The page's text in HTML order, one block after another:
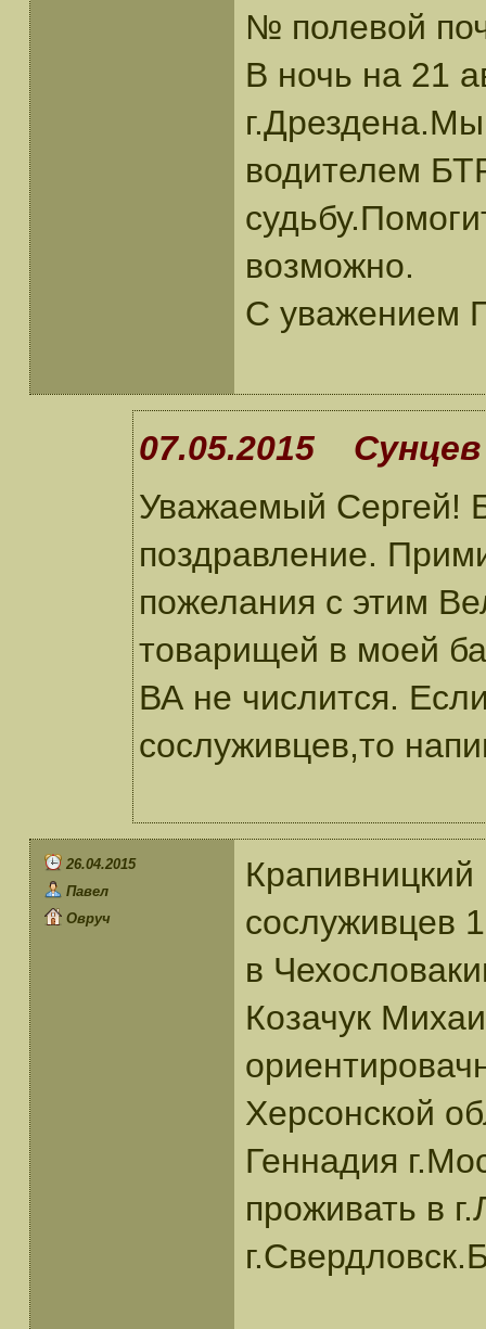
№ полевой
В ночь на 21
водителем
возможно.
С уважением
07.05.2015
Уважаемый Сергей!
поздравление.
пожелания с этим
товарищей в моей
ВА не числится.
сослуживцев,то
26.04.2015
Павел
Овруч
сослуживцев
в
Козачук
Херсонской
Геннадия
проживать в